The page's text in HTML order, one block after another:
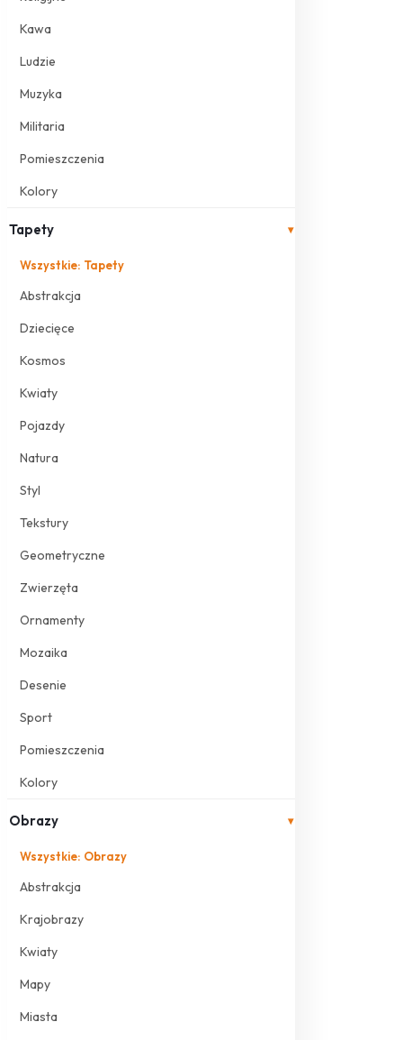
Kawa
Ludzie
Muzyka
Militaria
Pomieszczenia
Kolory
Tapety ▾
Wszystkie: Tapety
Abstrakcja
Dziecięce
Kosmos
Kwiaty
Pojazdy
Natura
Styl
Tekstury
Geometryczne
Zwierzęta
Ornamenty
Mozaika
Desenie
Sport
Pomieszczenia
Kolory
Obrazy ▾
Wszystkie: Obrazy
Abstrakcja
Krajobrazy
Kwiaty
Mapy
Miasta